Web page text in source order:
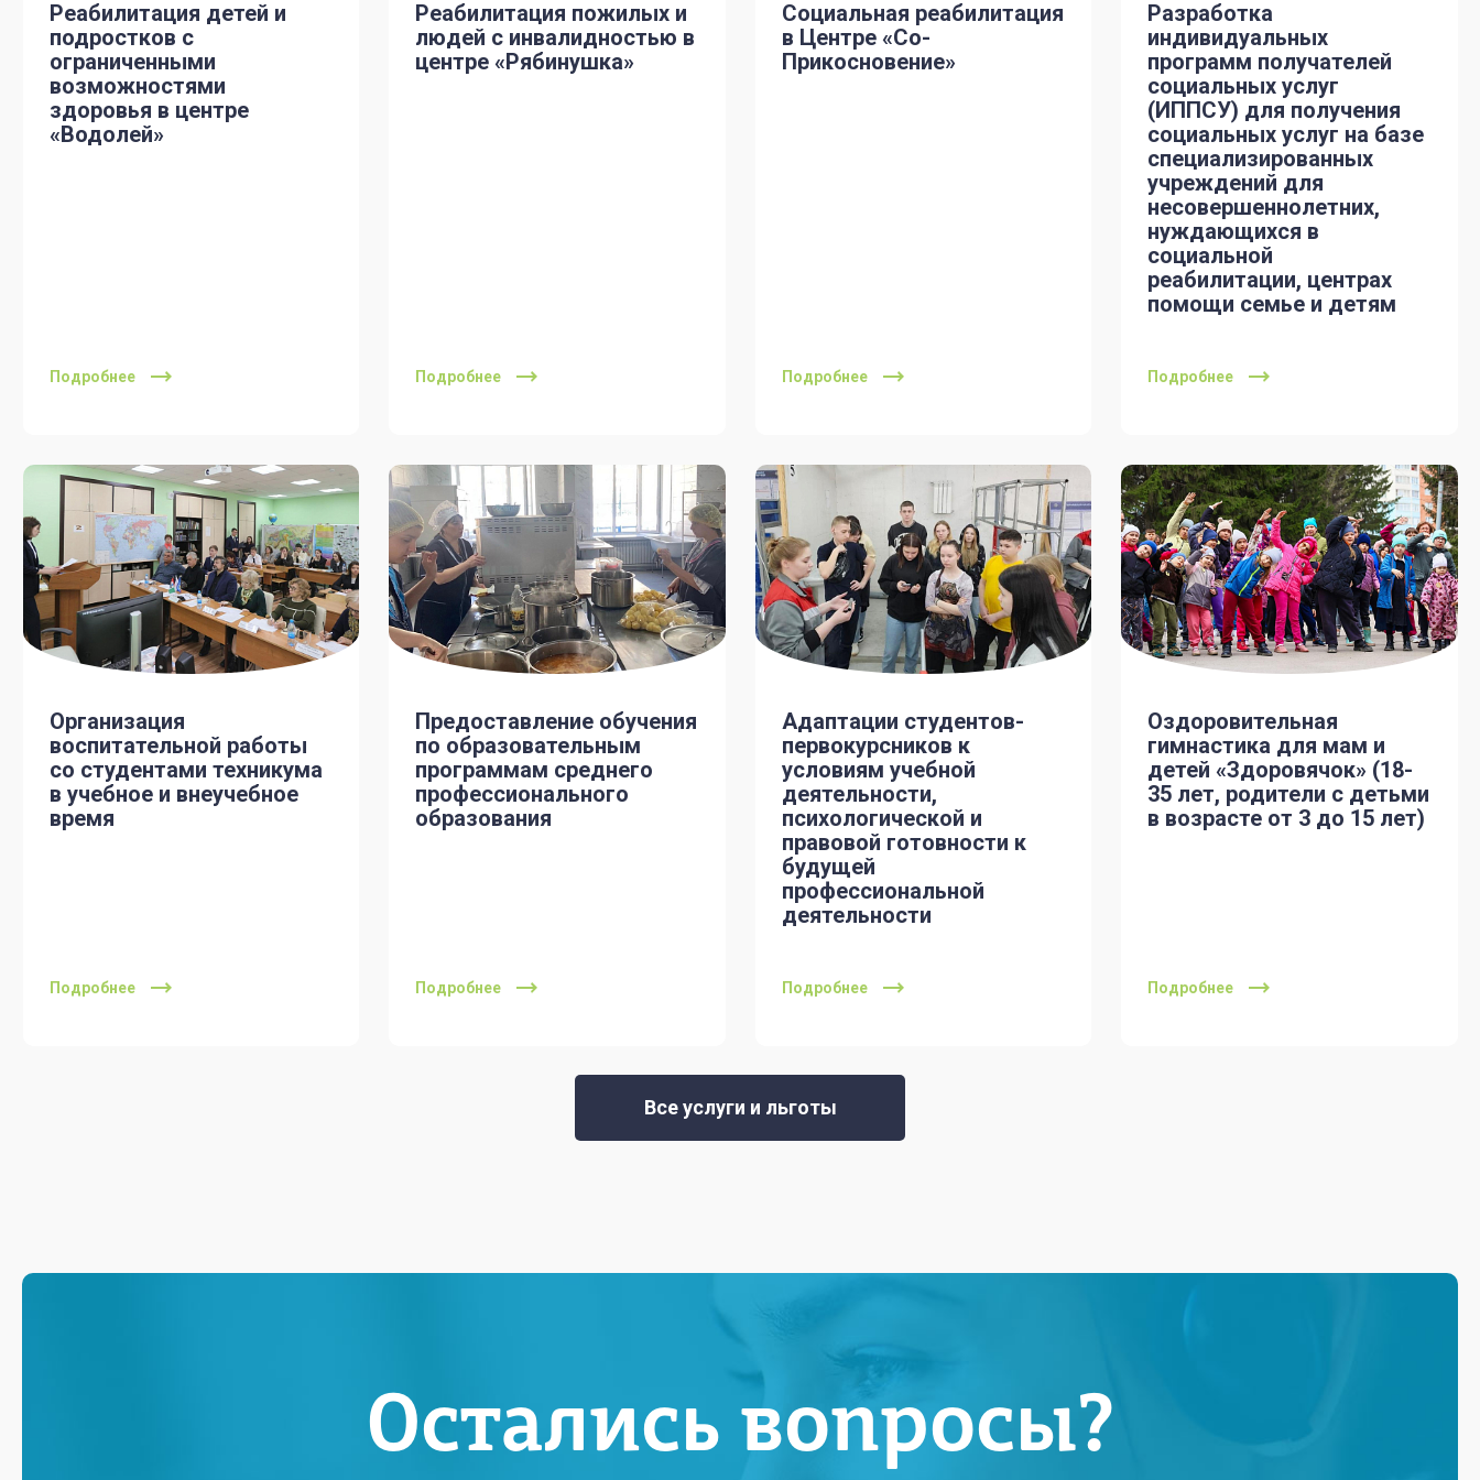
Реабилитация детей и
подростков с
ограниченными
возможностями
здоровья в центре
«Водолей»
Подробнее
Реабилитация пожилых и
людей с инвалидностью в
центре «Рябинушка»
Подробнее
Социальная реабилитация
в Центре «Со-
Прикосновение»
Подробнее
Разработка
индивидуальных
программ получателей
социальных услуг
(ИППСУ) для получения
социальных услуг на базе
специализированных
учреждений для
несовершеннолетних,
нуждающихся в
социальной
реабилитации, центрах
помощи семье и детям
Подробнее
Организация
воспитательной работы
со студентами техникума
в учебное и внеучебное
время
Подробнее
Предоставление обучения
по образовательным
программам среднего
профессионального
образования
Подробнее
Адаптации студентов-
первокурсников к
условиям учебной
деятельности,
психологической и
правовой готовности к
будущей
профессиональной
деятельности
Подробнее
Оздоровительная
гимнастика для мам и
детей «Здоровячок» (18-
35 лет, родители с детьми
в возрасте от 3 до 15 лет)
Подробнее
Все услуги и льготы
Остались вопросы?